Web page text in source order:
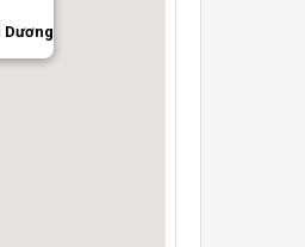
Dương